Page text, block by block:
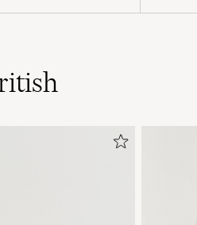
vi eksklusivt har